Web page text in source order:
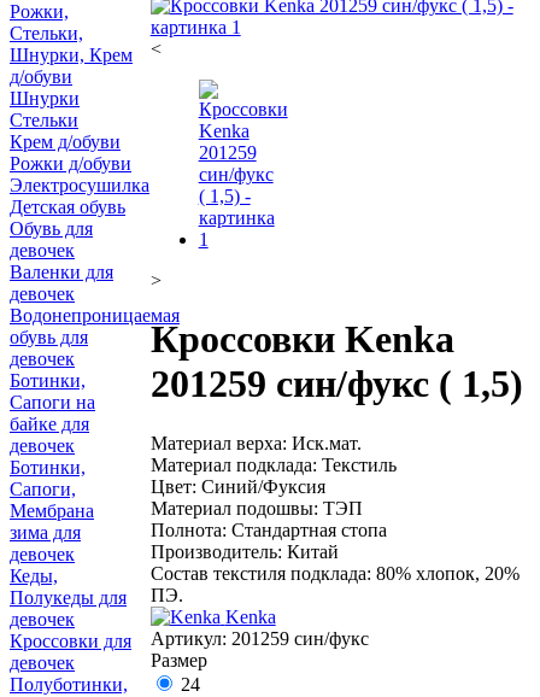
<
>
Кроссовки Kenka
201259 син/фукс ( 1,5)
Материал верха: Иск.мат.
Материал подклада: Текстиль
Цвет: Синий/Фуксия
Материал подошвы: ТЭП
Полнота: Стандартная стопа
Производитель: Китай
Состав текстиля подклада: 80% хлопок, 20%
ПЭ.
Kenka
Артикул: 201259 син/фукс
Размер
24
Рожки,
Стельки,
Шнурки, Крем
д/обуви
Шнурки
Стельки
Крем д/обуви
Рожки д/обуви
Электросушилка
Детская обувь
Обувь для
девочек
Валенки для
девочек
Водонепроницаемая
обувь для
девочек
Ботинки,
Сапоги на
байке для
девочек
Ботинки,
Сапоги,
Мембрана
зима для
девочек
Кеды,
Полукеды для
девочек
Кроссовки для
девочек
Полуботинки,